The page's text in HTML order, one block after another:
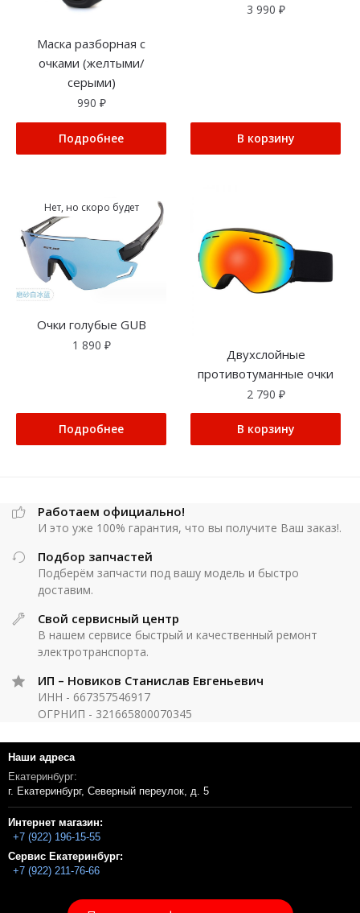
Маска разборная с
очками (желтыми/
серыми)
990 ₽
Подробнее
3 990 ₽
В корзину
Нет, но скоро будет
Очки голубые GUB
1 890 ₽
Подробнее
Двухслойные
противотуманные очки
2 790 ₽
В корзину
Работаем официально!
И это уже 100% гарантия, что вы получите Ваш заказ!.
Подбор запчастей
Подберём запчасти под вашу модель и быстро
доставим.
Свой сервисный центр
В нашем сервисе быстрый и качественный ремонт
электротранспорта.
ИП – Новиков Станислав Евгеньевич
ИНН - 667357546917
ОГРНИП - 321665800070345
Наши адреса
Екатеринбург:
г. Екатеринбург, Северный переулок, д. 5
Интернет магазин:
+7 (922) 196-15-55
Сервис Екатеринбург:
+7 (922) 211-76-66